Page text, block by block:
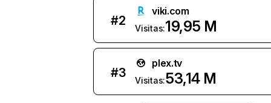
#2
viki.com
Visitas:19,95 M
#3
plex.tv
Visitas:53,14 M